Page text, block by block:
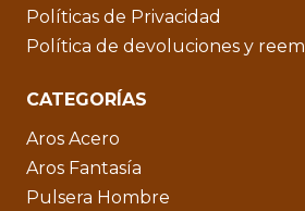
Políticas de Privacidad
Política de devoluciones y
CATEGORÍAS
Aros Acero
Aros Fantasía
Pulsera Hombre